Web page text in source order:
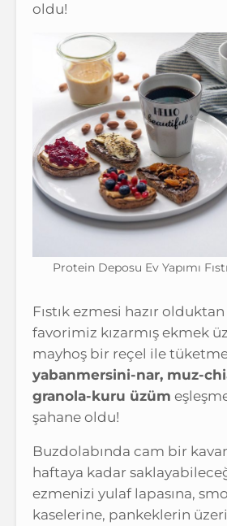
oldu!
Protein Deposu Ev Yapımı
Fıstık ezmesi hazır
favorimiz kızarmış ekmek
mayhoş bir reçel ile
yabanmersini-nar, muz-
granola-kuru üzüm
şahane oldu!
Buzdolabında cam bir
haftaya kadar
ezmenizi yulaf lapasına,
kaselerine, pankeklerin